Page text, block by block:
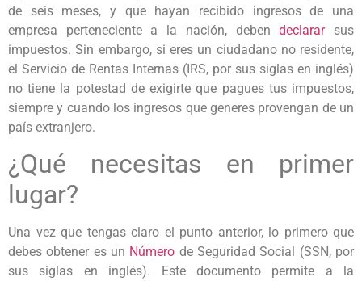
de seis meses, y que hayan recibido ingresos de una
empresa perteneciente a la nación, debendeclararsus
impuestos. Sin embargo, si eres un ciudadano no residente,
el Servicio de Rentas Internas (IRS, por sus siglas en inglés)
no tiene la potestad de exigirte que pagues tus impuestos,
siempre y cuando los ingresos que generes provengan de un
país extranjero.
¿Qué necesitas en primer
lugar?
Una vez que tengas claro el punto anterior, lo primero que
debes obtener es un Número de Seguridad Social (SSN, por
sus siglas en inglés). Este documento permite a la